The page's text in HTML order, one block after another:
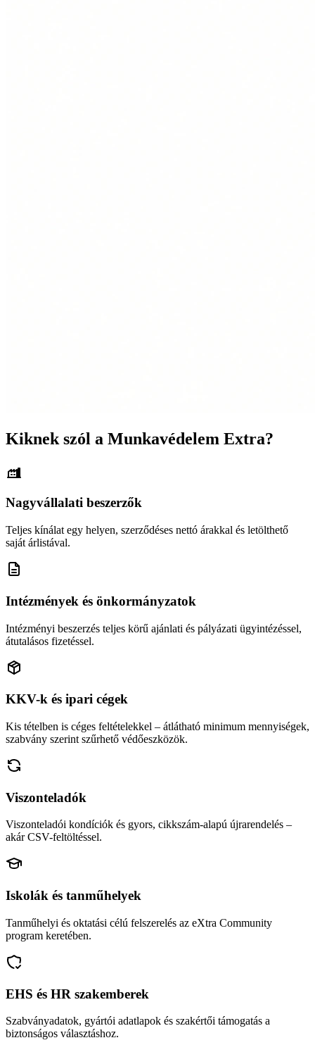
Kiknek szól a Munkavédelem Extra?
Nagyvállalati beszerzők
Teljes kínálat egy helyen, szerződéses nettó árakkal és letölthető
saját árlistával.
Intézmények és önkormányzatok
Intézményi beszerzés teljes körű ajánlati és pályázati ügyintézéssel,
átutalásos fizetéssel.
KKV-k és ipari cégek
Kis tételben is céges feltételekkel – átlátható minimum mennyiségek,
szabvány szerint szűrhető védőeszközök.
Viszonteladók
Viszonteladói kondíciók és gyors, cikkszám-alapú újrarendelés –
akár CSV-feltöltéssel.
Iskolák és tanműhelyek
Tanműhelyi és oktatási célú felszerelés az eXtra Community
program keretében.
EHS és HR szakemberek
Szabványadatok, gyártói adatlapok és szakértői támogatás a
biztonságos választáshoz.